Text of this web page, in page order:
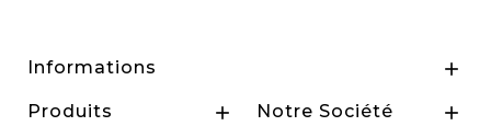
Informations 
Produits  Notre Société 